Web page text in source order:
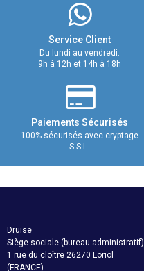
Service Client
Du lundi au vendredi:
9h à 12h et 14h à 18h
Paiements Sécurisés
100% sécurisés avec cryptage
S.S.L.
Druise
Siège sociale (bureau administratif)
1 rue du cloître 26270 Loriol
(FRANCE)